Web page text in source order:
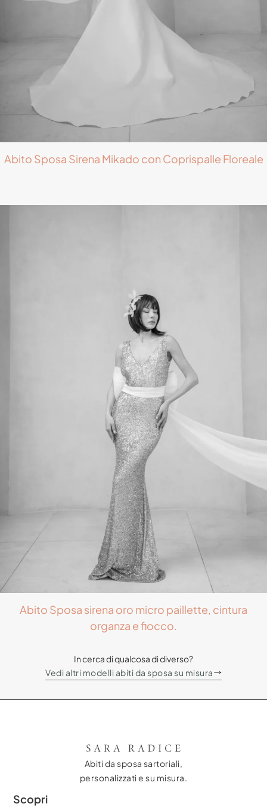
Abito Sposa Sirena Mikado con Coprispalle Floreale
Abito Sposa sirena oro micro paillette, cintura
organza e fiocco.
In cerca di qualcosa di diverso?
Vedi altri modelli abiti da sposa su misura
Abiti da sposa sartoriali,
personalizzati e su misura.
Scopri